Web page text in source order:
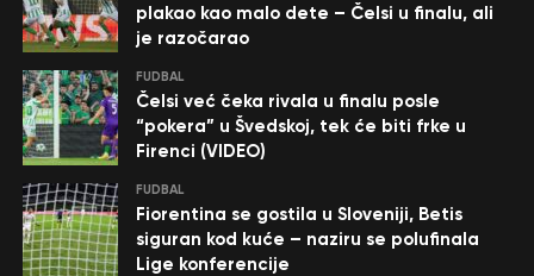
plakao kao malo dete – Čelsi u finalu, ali
je razočarao
FUDBAL
Čelsi već čeka rivala u finalu posle
“pokera” u Švedskoj, tek će biti frke u
Firenci (VIDEO)
FUDBAL
Fiorentina se gostila u Sloveniji, Betis
siguran kod kuće – naziru se polufinala
Lige konferencije